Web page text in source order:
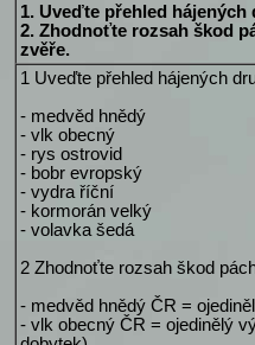
1. Uveďte přehled
2. Zhodnoťte rozsah škod
zvěře.
1 Uveďte přehled hájených
- medvěd hnědý
- vlk obecný
- rys ostrovid
- bobr evropský
- vydra říční
- kormorán velký
- volavka šedá
2 Zhodnoťte rozsah škod
- medvěd hnědý ČR =
- vlk obecný ČR = ojedinělý